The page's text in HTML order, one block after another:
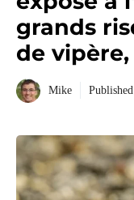
grands
de
Mike